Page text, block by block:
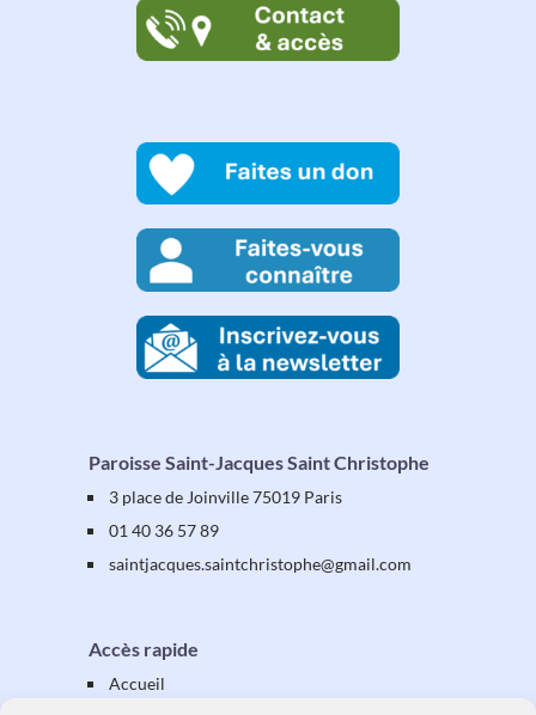
Paroisse Saint-Jacques Saint Christophe
3 place de Joinville 75019 Paris
01 40 36 57 89
saintjacques.saintchristophe@gmail.com
Accès rapide
Accueil